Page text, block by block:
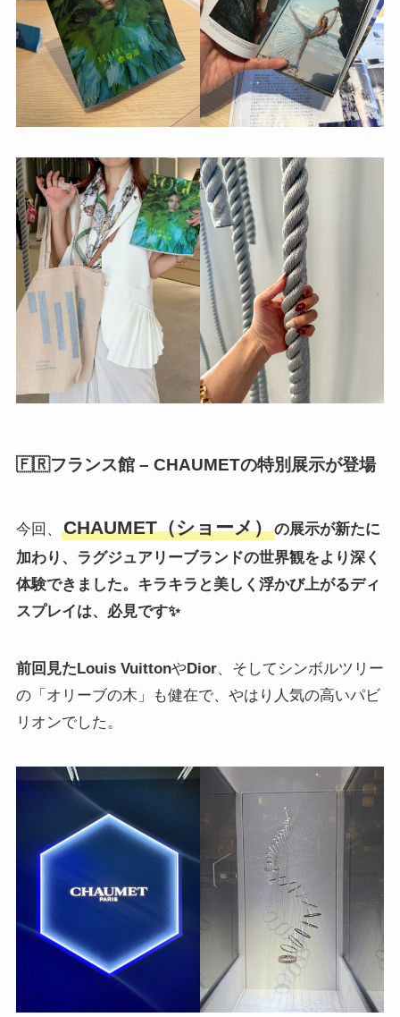
🇫🇷フランス館 – CHAUMETの特別展示が登場
今回、 CHAUMET（ショーメ）の展示が新たに
加わり、ラグジュアリーブランドの世界観をより深く
体験できました。キラキラと美しく浮かび上がるディ
スプレイは、必見です✨
前回見たLouis VuittonやDior、そしてシンボルツリー
の「オリーブの木」も健在で、やはり人気の高いパビ
リオンでした。